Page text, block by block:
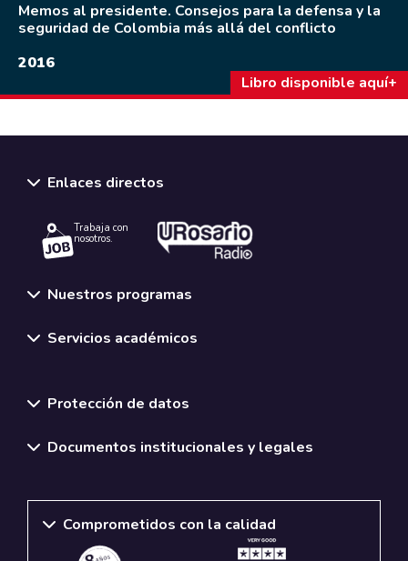
Memos al presidente. Consejos para la defensa y la
seguridad de Colombia más allá del conflicto
2016
Libro disponible aquí
Enlaces directos
Trabaja con
nosotros.
Nuestros programas
Servicios académicos
Protección de datos
Documentos institucionales y legales
Comprometidos con la calidad